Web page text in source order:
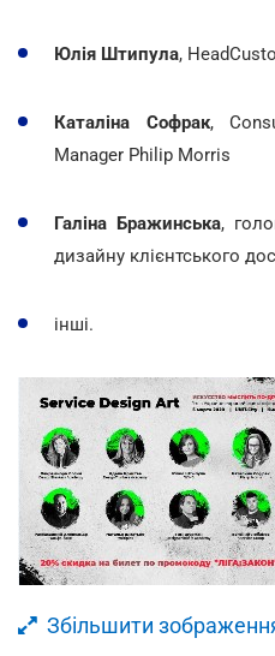
Юлія Штипула,
Каталіна Софрак,
Manager Philip Morris
Галіна Бражинська,
дизайну клієнтського
інші.
Збільшити